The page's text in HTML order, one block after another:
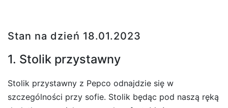
Stan na dzień 18.01.2023
1. Stolik przystawny
Stolik przystawny z Pepco odnajdzie się w
szczególności przy sofie. Stolik będąc pod naszą ręką